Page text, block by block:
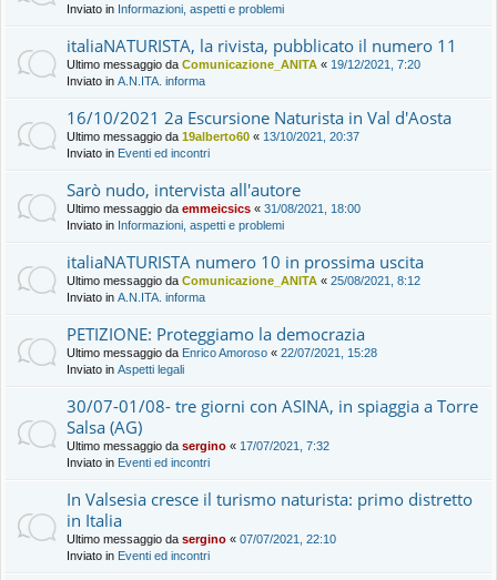
Inviato in Informazioni, aspetti e problemi
italiaNATURISTA, la rivista, pubblicato il numero 11
Ultimo messaggio da Comunicazione_ANITA « 19/12/2021, 7:20
Inviato in A.N.ITA. informa
16/10/2021 2a Escursione Naturista in Val d'Aosta
Ultimo messaggio da 19alberto60 « 13/10/2021, 20:37
Inviato in Eventi ed incontri
Sarò nudo, intervista all'autore
Ultimo messaggio da emmeicsics « 31/08/2021, 18:00
Inviato in Informazioni, aspetti e problemi
italiaNATURISTA numero 10 in prossima uscita
Ultimo messaggio da Comunicazione_ANITA « 25/08/2021, 8:12
Inviato in A.N.ITA. informa
PETIZIONE: Proteggiamo la democrazia
Ultimo messaggio da Enrico Amoroso « 22/07/2021, 15:28
Inviato in Aspetti legali
30/07-01/08- tre giorni con ASINA, in spiaggia a Torre
Salsa (AG)
Ultimo messaggio da sergino « 17/07/2021, 7:32
Inviato in Eventi ed incontri
In Valsesia cresce il turismo naturista: primo distretto
in Italia
Ultimo messaggio da sergino « 07/07/2021, 22:10
Inviato in Eventi ed incontri